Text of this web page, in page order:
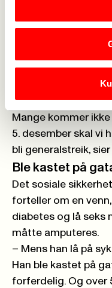
i 11, 4000 var
opprøret vil blusse
universell.
– De gule vestene
har allerede
Mange kommer
5. desember skal vi
bli generalstreik, sier
Ble kastet på
Det sosiale
forteller om en
diabetes og lå seks
måtte amputeres.
– Mens han lå på
Han ble kastet på
forferdelig. Og over